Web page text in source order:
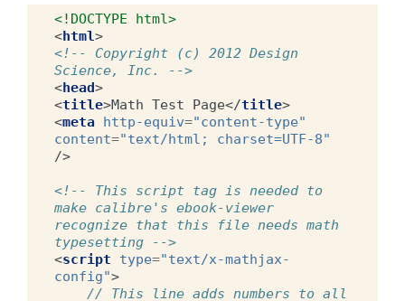
<!DOCTYPE html>
<html>
<!-- Copyright (c) 2012 Design
Science, Inc. -->
<head>
<title>Math Test Page</title>
<meta http-equiv="content-type"
content="text/html; charset=UTF-8"
/>
<!-- This script tag is needed to
make calibre's ebook-viewer
recognize that this file needs math
typesetting -->
<script type="text/x-mathjax-
config">
// This line adds numbers to all